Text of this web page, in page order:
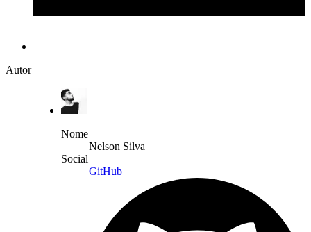
Autor
Nome
Nelson Silva
Social
GitHub